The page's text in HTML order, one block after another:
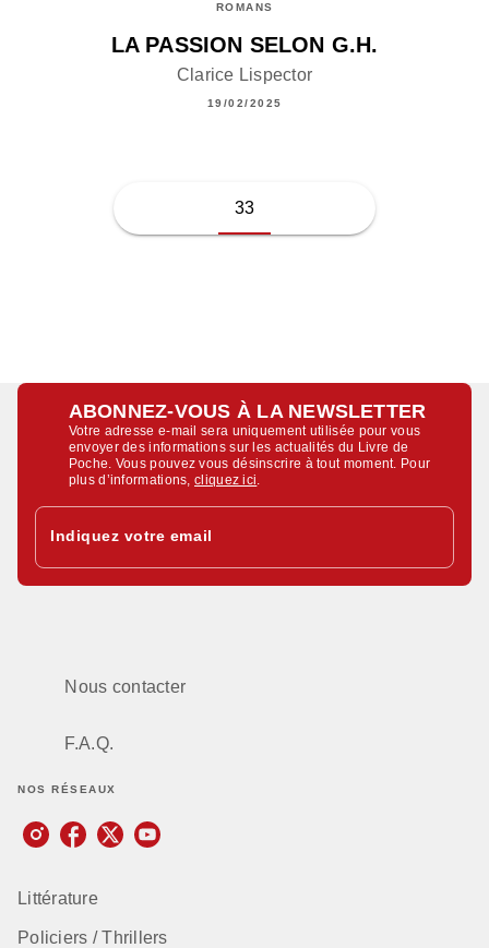
ROMANS
LA PASSION SELON G.H.
Clarice Lispector
19/02/2025
33
ABONNEZ-VOUS À LA NEWSLETTER
Votre adresse e-mail sera uniquement utilisée pour vous
envoyer des informations sur les actualités du Livre de
Poche. Vous pouvez vous désinscrire à tout moment. Pour
plus d’informations,cliquez ici
Indiquez votre email
Nous contacter
F.A.Q.
NOS RÉSEAUX
Littérature
Policiers / Thrillers